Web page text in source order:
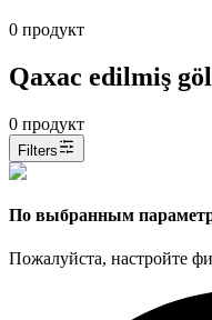
0 продукт
Qaxac edilmiş göl
0 продукт
Filters
По выбранным
Пожалуйста, настройте